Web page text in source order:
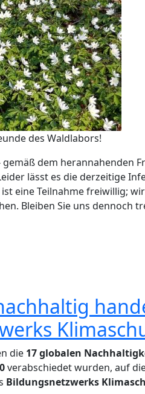
des Waldlabors!
gemäß dem herannahenden
lässt es die derzeitige
eine Teilnahme freiwillig;
Bleiben Sie uns dennoch
die 17 globalen
verabschiedet wurden, auf
Bildungsnetzwerks